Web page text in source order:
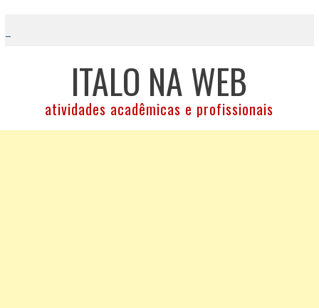
content
ITALO NA WEB
atividades acadêmicas e profissionais